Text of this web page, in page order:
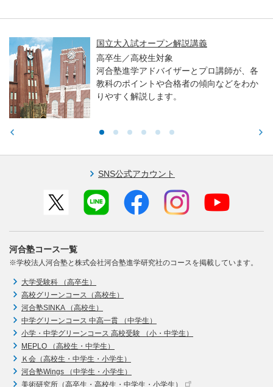
国立大入試オープン解説講義
高卒生／高校生対象
河合塾進学アドバイザーとプロ講師が、各
教科のポイントや合格者の傾向などをわか
りやすく解説します。
SNS公式アカウント
河合塾コース一覧
※学校法人河合塾と株式会社河合塾進学研究社のコースを掲載しています。
大学受験科 （高卒生）
高校グリーンコース（高校生）
河合塾SINKA （高校生）
中学グリーンコース 中高一貫 （中学生）
小学・中学グリーンコース 高校受験 （小・中学生）
MEPLO （高校生・中学生）
Ｋ会（高校生・中学生・小学生）
河合塾Wings （中学生・小学生）
美術研究所（高卒生・高校生・中学生・小学生）